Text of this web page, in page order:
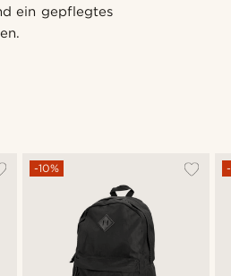
ein gepflegtes
-10%